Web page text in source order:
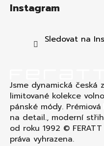
Instagram
Sledovat na
Jsme dynamická česká
limitované kolekce
pánské módy.
na detail., moderní
od roku 1992 ©
práva vyhrazena.